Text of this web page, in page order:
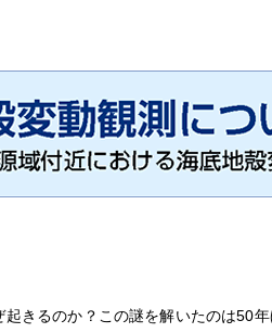
きるのか？この謎を解いたのは50